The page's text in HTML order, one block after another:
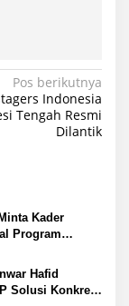
Pos berikutnya
Indonesia
Tengah Resmi
Dilantik
Kader
Program
Hafid
Solusi Konkret